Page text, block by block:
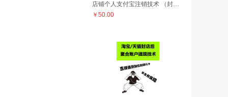
店铺个人支付宝注销技术 （封店的都可以）
￥50.00